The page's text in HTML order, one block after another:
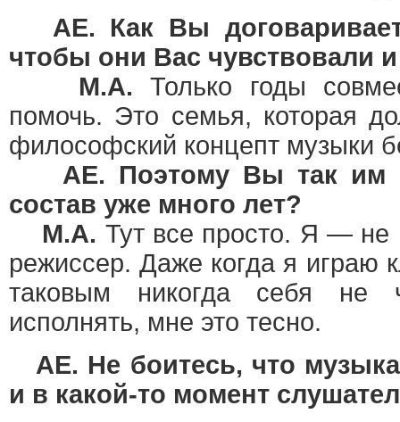
AE. Как Вы
чтобы они Вас чувствовали
М.А. Только годы
помочь. Это семья, которая
философский концепт музыки
AE. Поэтому Вы так им
состав уже много лет?
М.А. Тут все просто. Я — не
режиссер. Даже когда я играю
таковым никогда себя не
исполнять, мне это тесно.
AE. Не боитесь, что
и в какой-то момент